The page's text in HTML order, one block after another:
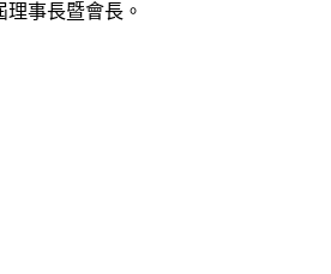
事長暨會長。